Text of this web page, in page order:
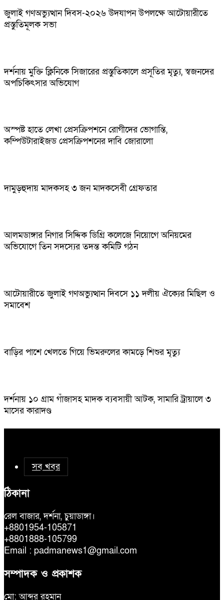
জুলাই গণঅভ্যুত্থান দিবস-২০২৬ উদযাপন উপলক্ষে আটোয়ারীতে
প্রস্তুতিমূলক সভা
দর্শনায় মুক্তি ক্লিনিকে সিজারের প্রস্তুতিকালে প্রসূতির মৃত্যু, স্বজনদের
অপচিকিৎসার অভিযোগ
অস্পষ্ট হাতে লেখা প্রেসক্রিপশনে রোগীদের ভোগান্তি,
কম্পিউটারাইজড প্রেসক্রিপশনের দাবি জোরালো
দামুড়হুদায় মাদকসহ ৩ জন মাদকসেবী গ্রেফতার
আলমডাঙ্গার নিগার সিদ্দিক ডিগ্রি কলেজে নিয়োগে অনিয়মের
অভিযোগে তিন সদস্যের তদন্ত কমিটি গঠন
আটোয়ারীতে জুলাই গণঅভ্যুত্থান দিবসে ১১ দলীয় ঐক্যের মিছিল ও
সমাবেশ
বাড়ির পাশে খেলতে গিয়ে ভিমরুলের কামড়ে শিশুর মৃত্যু
দর্শনায় ১০ গ্রাম গাঁজাসহ মাদক ব্যবসায়ী আটক, সামারি ট্রায়ালে ৩
মাসের কারাদণ্ড
সব খবর
ঠিকানা
রেল বাজার, দর্শনা, চুয়াডাঙ্গা।
+8801954-105871
+8801888-105799
Email : padmanews1@gmail.com
সম্পাদক ও প্রকাশক
মো: আব্দুর রহমান